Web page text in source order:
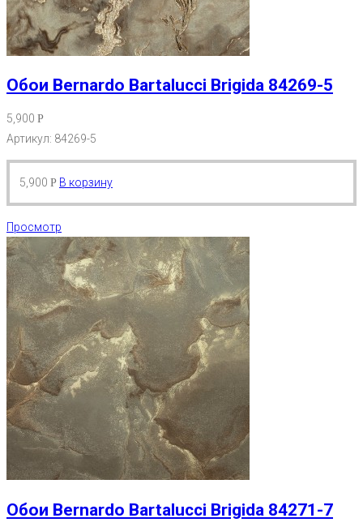
Обои Bernardo Bartalucci Brigida 84269-5
5,900 Р
Артикул: 84269-5
5,900 Р В корзину
Просмотр
Обои Bernardo Bartalucci Brigida 84271-7